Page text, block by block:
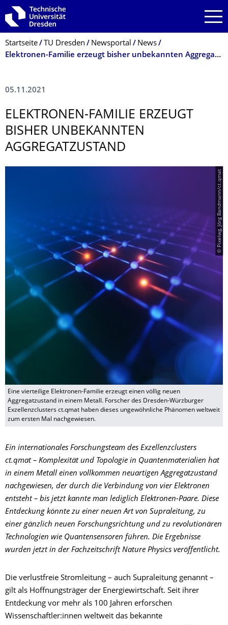
Zur Hauptnavigation springen
Zur Suche springen
Zum Inhalt springen
Breadcrumb-Menü
Startseite TU Dresden Newsportal
News
Elektronen-Familie erzeugt bisher unbekannten Aggregatzustand
05.11.2021
ELEKTRONEN-FAMILIE ERZEUGT
BISHER UNBEKANNTEN
AGGREGATZUSTAND
© Pixelwg, Jörg Bandmann/ct.qmat
Eine vierteilige Elektronen-Familie erzeugt einen völlig neuen
Aggregatzustand in einem Metall. Forscher des Dresden-Würzburger
Exzellenzclusters ct.qmat haben dieses ungewöhnliche Phänomen weltweit
zum ersten Mal nachgewiesen.
Ein internationales Forschungsteam des Exzellenzclusters
ct.qmat – Komplexität und Topologie in Quantenmaterialien hat
in einem Metall einen vollkommen neuartigen Aggregatzustand
nachgewiesen, der durch die Verbindung von vier Elektronen
entsteht – bis jetzt kannte man lediglich Elektronen-Paare. Diese
Entdeckung könnte zu einer neuen Art von Supraleitung, zu
einer gänzlich neuen Forschungsrichtung und zu revolutionären
Technologien wie Quantensensoren führen. Die Ergebnisse
wurden jetzt in der Fachzeitschrift Nature Physics veröffentlicht.
Die verlustfreie Stromleitung – auch Supraleitung genannt –
gilt als Hoffnungsträger der Energiewirtschaft. Seit ihrer
Entdeckung vor mehr als 100 Jahren erforschen
Wissenschaftler:innen weltweit das bekannte